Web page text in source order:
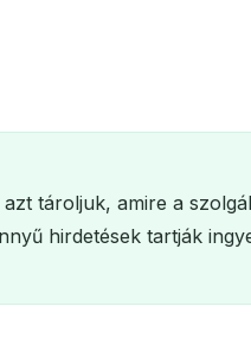
tároljuk, amire a
hirdetések tartják